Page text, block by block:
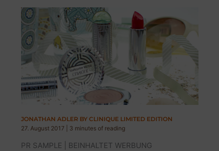
JONATHAN ADLER BY CLINIQUE LIMITED EDITION
27. August 2017
3 minutes of reading
PR SAMPLE | BEINHALTET WERBUNG